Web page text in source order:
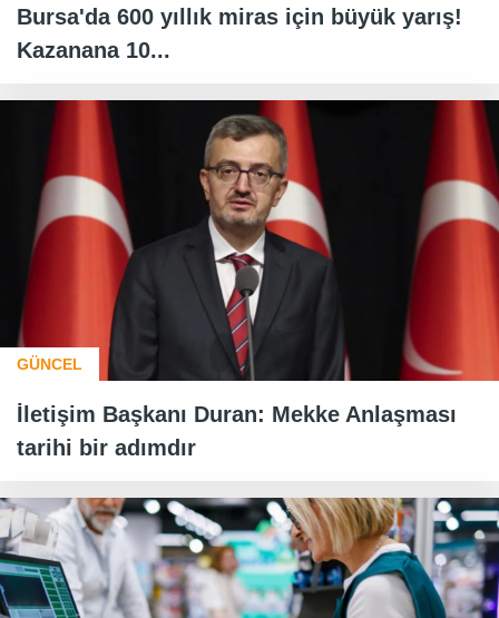
Bursa'da 600 yıllık miras için büyük yarış!
Kazanana 10...
GÜNCEL
İletişim Başkanı Duran: Mekke Anlaşması
tarihi bir adımdır